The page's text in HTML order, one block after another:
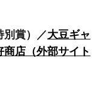
別賞）／大豆ギャ
商店 （外部サイト